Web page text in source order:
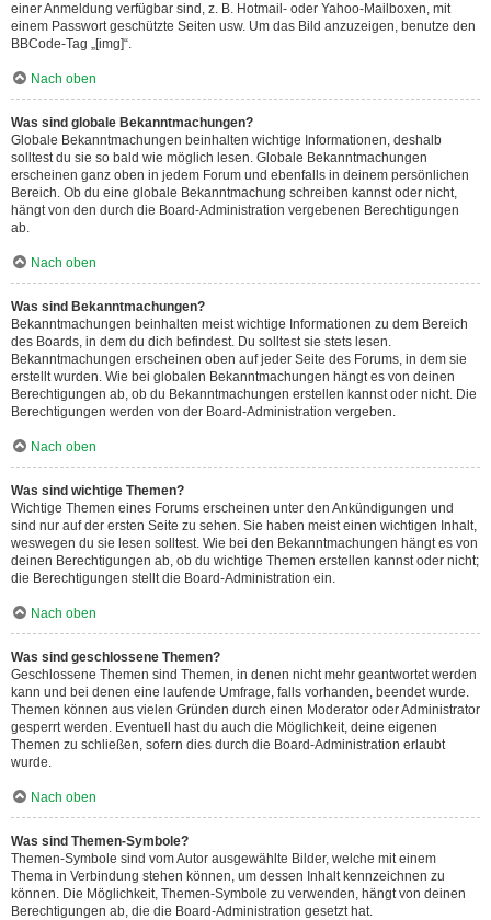
einer Anmeldung verfügbar sind, z. B. Hotmail- oder Yahoo-Mailboxen, mit
einem Passwort geschützte Seiten usw. Um das Bild anzuzeigen, benutze den
BBCode-Tag „[img]“.
Nach oben
Was sind globale Bekanntmachungen?
Globale Bekanntmachungen beinhalten wichtige Informationen, deshalb
solltest du sie so bald wie möglich lesen. Globale Bekanntmachungen
erscheinen ganz oben in jedem Forum und ebenfalls in deinem persönlichen
Bereich. Ob du eine globale Bekanntmachung schreiben kannst oder nicht,
hängt von den durch die Board-Administration vergebenen Berechtigungen
ab.
Nach oben
Was sind Bekanntmachungen?
Bekanntmachungen beinhalten meist wichtige Informationen zu dem Bereich
des Boards, in dem du dich befindest. Du solltest sie stets lesen.
Bekanntmachungen erscheinen oben auf jeder Seite des Forums, in dem sie
erstellt wurden. Wie bei globalen Bekanntmachungen hängt es von deinen
Berechtigungen ab, ob du Bekanntmachungen erstellen kannst oder nicht. Die
Berechtigungen werden von der Board-Administration vergeben.
Nach oben
Was sind wichtige Themen?
Wichtige Themen eines Forums erscheinen unter den Ankündigungen und
sind nur auf der ersten Seite zu sehen. Sie haben meist einen wichtigen Inhalt,
weswegen du sie lesen solltest. Wie bei den Bekanntmachungen hängt es von
deinen Berechtigungen ab, ob du wichtige Themen erstellen kannst oder nicht;
die Berechtigungen stellt die Board-Administration ein.
Nach oben
Was sind geschlossene Themen?
Geschlossene Themen sind Themen, in denen nicht mehr geantwortet werden
kann und bei denen eine laufende Umfrage, falls vorhanden, beendet wurde.
Themen können aus vielen Gründen durch einen Moderator oder Administrator
gesperrt werden. Eventuell hast du auch die Möglichkeit, deine eigenen
Themen zu schließen, sofern dies durch die Board-Administration erlaubt
wurde.
Nach oben
Was sind Themen-Symbole?
Themen-Symbole sind vom Autor ausgewählte Bilder, welche mit einem
Thema in Verbindung stehen können, um dessen Inhalt kennzeichnen zu
können. Die Möglichkeit, Themen-Symbole zu verwenden, hängt von deinen
Berechtigungen ab, die die Board-Administration gesetzt hat.